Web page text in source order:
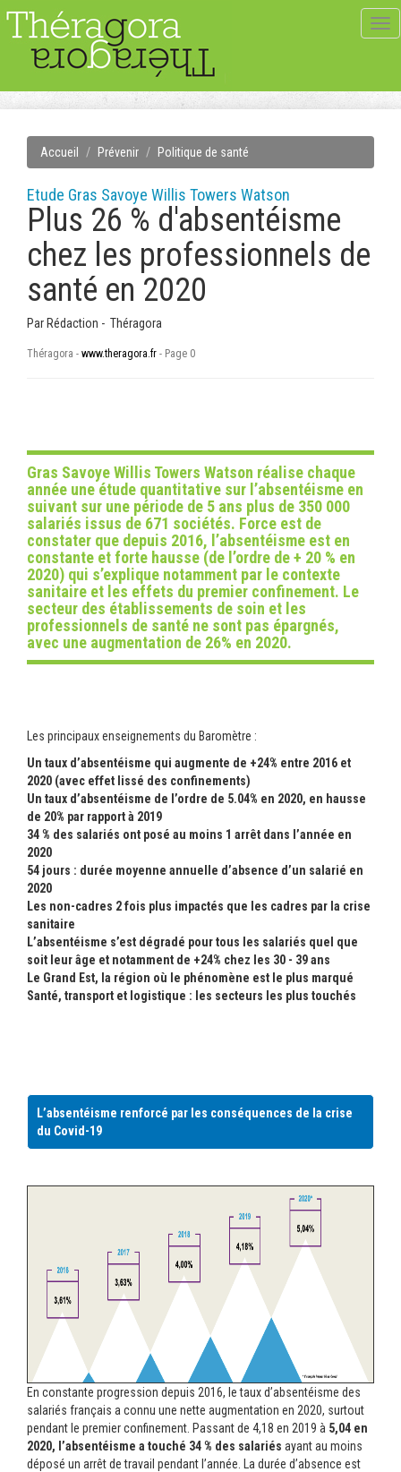
Accueil Prévenir Politique de santé
Etude Gras Savoye Willis Towers Watson
Plus 26 % d'absentéisme
chez les professionnels de
santé en 2020
Par Rédaction - Théragora
Théragora - www.theragora.fr - Page 0
Gras Savoye Willis Towers Watson réalise chaque
année une étude quantitative sur l’absentéisme en
suivant sur une période de 5 ans plus de 350 000
salariés issus de 671 sociétés. Force est de
constater que depuis 2016, l’absentéisme est en
constante et forte hausse (de l’ordre de + 20 % en
2020) qui s’explique notamment par le contexte
sanitaire et les effets du premier confinement. Le
secteur des établissements de soin et les
professionnels de santé ne sont pas épargnés,
avec une augmentation de 26% en 2020.
Les principaux enseignements du Baromètre :
Un taux d’absentéisme qui augmente de +24% entre 2016 et
2020 (avec effet lissé des confinements)
Un taux d’absentéisme de l’ordre de 5.04% en 2020, en hausse
de 20% par rapport à 2019
34 % des salariés ont posé au moins 1 arrêt dans l’année en
2020
54 jours : durée moyenne annuelle d’absence d’un salarié en
2020
Les non-cadres 2 fois plus impactés que les cadres par la crise
sanitaire
L’absentéisme s’est dégradé pour tous les salariés quel que
soit leur âge et notamment de +24% chez les 30 - 39 ans
Le Grand Est, la région où le phénomène est le plus marqué
Santé, transport et logistique : les secteurs les plus touchés
L’absentéisme renforcé par les conséquences de la crise
du Covid-19
En constante progression depuis 2016, le taux d’absentéisme des
salariés français a connu une nette augmentation en 2020, surtout
pendant le premier confinement. Passant de 4,18 en 2019 à 5,04 en
2020, l’absentéisme a touché 34 % des salariés ayant au moins
déposé un arrêt de travail pendant l’année. La durée d’absence est